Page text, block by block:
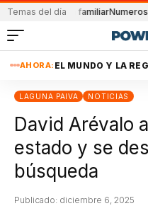
Temas del día
familiar Numerosos
AHORA: EL MUNDO Y LA
LAGUNA PAIVA NOTICIAS
David Arévalo
estado y se
búsqueda
Publicado: diciembre 6, 2025